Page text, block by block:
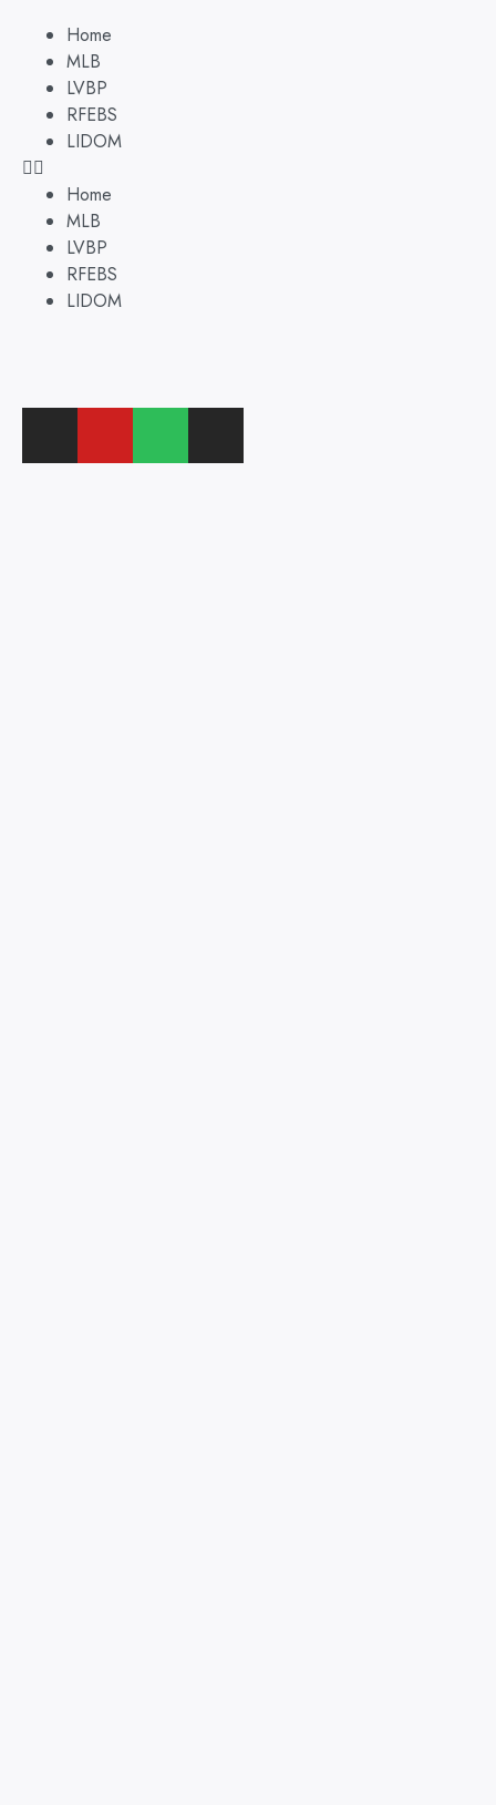
Home
MLB
LVBP
RFEBS
LIDOM
Home
MLB
LVBP
RFEBS
LIDOM